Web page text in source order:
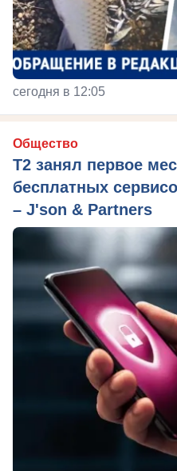
сегодня в 12:05
Общество
Т2 занял первое
бесплатных
– J'son & Partners